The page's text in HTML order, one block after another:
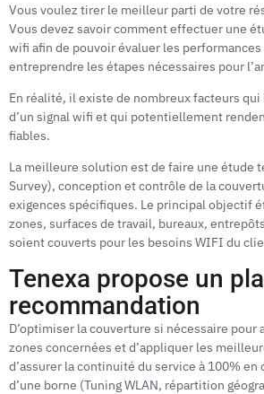
Vous voulez tirer le meilleur parti de votre
Vous devez savoir comment effectuer une
wifi afin de pouvoir évaluer les
entreprendre les étapes nécessaires pour
En réalité, il existe de nombreux facteurs
d’un signal wifi et qui potentiellement
fiables.
La meilleure solution est de faire une étude
Survey), conception et contrôle de la
exigences spécifiques. Le principal objectif
zones, surfaces de travail, bureaux,
soient couverts pour les besoins WIFI du
Tenexa propose un
recommandation
D’optimiser la couverture si nécessaire pour
zones concernées et d’appliquer les
d’assurer la continuité du service à 100% en
d’une borne (Tuning WLAN, répartition